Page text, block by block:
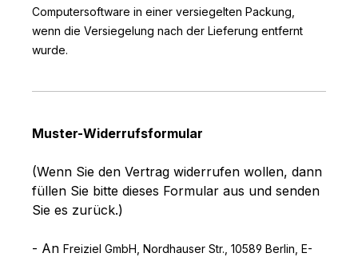
Computersoftware in einer versiegelten Packung,
wenn die Versiegelung nach der Lieferung entfernt
wurde.
Muster-Widerrufsformular
(Wenn Sie den Vertrag widerrufen wollen, dann
füllen Sie bitte dieses Formular aus und senden
Sie es zurück.)
- An Freiziel GmbH, Nordhauser Str., 10589 Berlin E-